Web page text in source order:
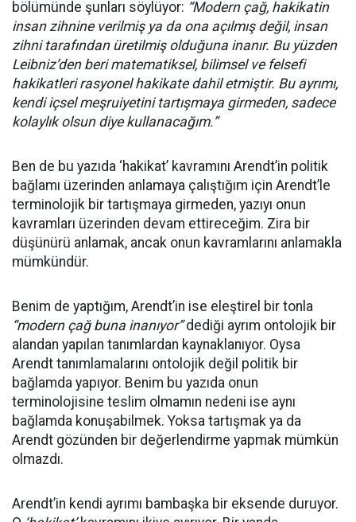
bölümünde şunları söylüyor: “Modern çağ, hakikatin
insan zihnine verilmiş ya da ona açılmış değil, insan
zihni tarafından üretilmiş olduğuna inanır. Bu yüzden
Leibniz’den beri matematiksel, bilimsel ve felsefi
hakikatleri rasyonel hakikate dahil etmiştir. Bu ayrımı,
kendi içsel meşruiyetini tartışmaya girmeden, sadece
kolaylık olsun diye kullanacağım.”
Ben de bu yazıda ‘hakikat’ kavramını Arendt’in politik
bağlamı üzerinden anlamaya çalıştığım için Arendt’le
terminolojik bir tartışmaya girmeden, yazıyı onun
kavramları üzerinden devam ettireceğim. Zira bir
düşünürü anlamak, ancak onun kavramlarını anlamakla
mümkündür.
Benim de yaptığım, Arendt’in ise eleştirel bir tonla
“modern çağ buna inanıyor”dediği ayrım ontolojik bir
alandan yapılan tanımlardan kaynaklanıyor. Oysa
Arendt tanımlamalarını ontolojik değil politik bir
bağlamda yapıyor. Benim bu yazıda onun
terminolojisine teslim olmamın nedeni ise aynı
bağlamda konuşabilmek. Yoksa tartışmak ya da
Arendt gözünden bir değerlendirme yapmak mümkün
olmazdı.
Arendt’in kendi ayrımı bambaşka bir eksende duruyor.